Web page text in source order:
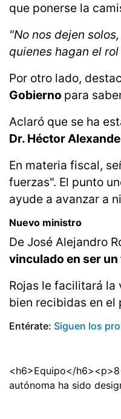
que ponerse la
"No nos dejen
quienes hagan el
Por otro lado,
Gobierno para
Aclaró que se ha
Dr. Héctor
En materia fiscal,
fuerzas". El punto
ayude a avanzar a
Nuevo ministro
De José Alejandro
vinculado en ser
Rojas le facilitará la
bien recibidas en el
Entérate: Siguen los
<h6>Equipo</
autónoma ha sido